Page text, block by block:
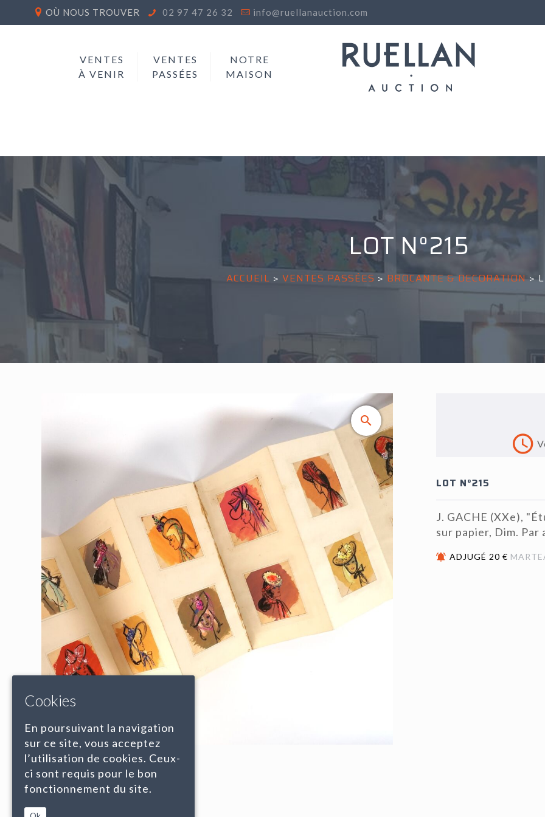
OÙ NOUS TROUVER 02 97 47 26 32 info@ruellanauction.com
VENTES
À VENIR
VENTES
PASSÉES
NOTRE
MAISON
LOT N°215
ACCUEIL > VENTES PASSÉES > BROCANTE & DECORATION>
LOT N°215
J. GACHE (XXe),
sur papier, Dim. Par
ADJUGÉ 20 €
Cookies
En poursuivant la navigation
sur ce site, vous acceptez
l’utilisation de cookies. Ceux-
ci sont requis pour le bon
fonctionnement du site.